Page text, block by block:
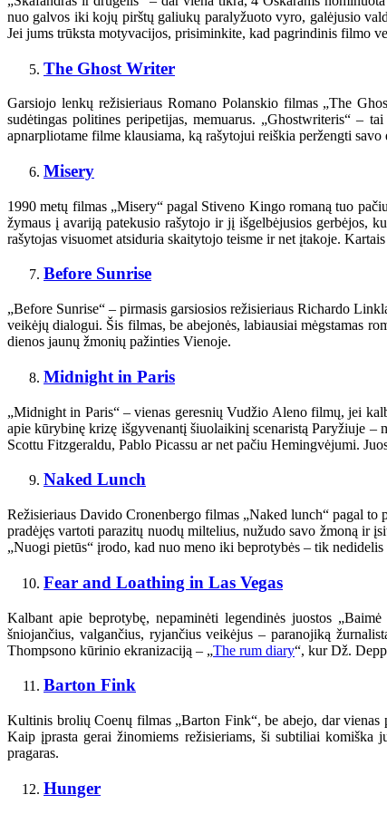
nuo galvos iki kojų pirštų galiukų paralyžuoto vyro, galėjusio
Jei jums trūksta motyvacijos, prisiminkite, kad pagrindinis filmo
The Ghost Writer
Garsiojo lenkų režisieriaus Romano Polanskio filmas „The
sudėtingas politines peripetijas, memuarus. „Ghostwriteris“ –
apnarpliotame filme klausiama, ką rašytojui reiškia peržengti
Misery
1990 metų filmas „Misery“ pagal Stiveno Kingo romaną tuo
žymaus į avariją patekusio rašytojo ir jį išgelbėjusios gerbėjos,
rašytojas visuomet atsiduria skaitytojo teisme ir net įtakoje.
Before Sunrise
„Before Sunrise“ – pirmasis garsiosios režisieriaus Richardo
veikėjų dialogui. Šis filmas, be abejonės, labiausiai mėgstamas
dienos jaunų žmonių pažinties Vienoje.
Midnight in Paris
„Midnight in Paris“ – vienas geresnių Vudžio Aleno filmų, jei
apie kūrybinę krizę išgyvenantį šiuolaikinį scenaristą Paryžiuje –
Scottu Fitzgeraldu, Pablo Picassu ar net pačiu Hemingvėjumi.
Naked Lunch
Režisieriaus Davido Cronenbergo filmas „Naked lunch“ pagal
pradėjęs vartoti parazitų nuodų miltelius, nužudo savo žmoną ir
„Nuogi pietūs“ įrodo, kad nuo meno iki beprotybės – tik
Fear and Loathing in Las Vegas
Kalbant apie beprotybę, nepaminėti legendinės juostos
šniojančius, valgančius, ryjančius veikėjus – paranojiką
Thompsono kūrinio ekranizaciją – „The rum diary“, kur Dž.
Barton Fink
Kultinis brolių Coenų filmas „Barton Fink“, be abejo, dar
Kaip įprasta gerai žinomiems režisieriams, ši subtiliai
pragaras.
Hunger